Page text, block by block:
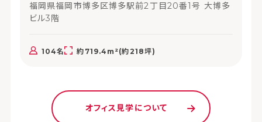
福岡県福岡市博多区博多駅前2丁目20番1号 大博多
ビル3階
104名 約719.4m²(約218坪)
オフィス見学について